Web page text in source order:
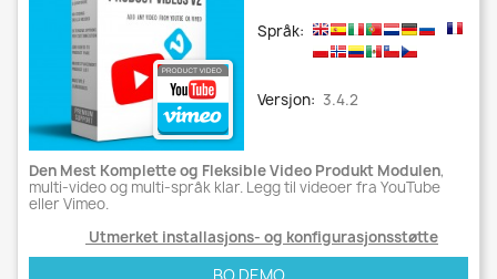
Språk:
Versjon: 3.4.2
Den Mest Komplette og Fleksible Video Produkt Modulen,
multi-video og multi-språk klar. Legg til videoer fra YouTube
eller Vimeo.
Utmerket installasjons- og konfigurasjonsstøtte
BO DEMO